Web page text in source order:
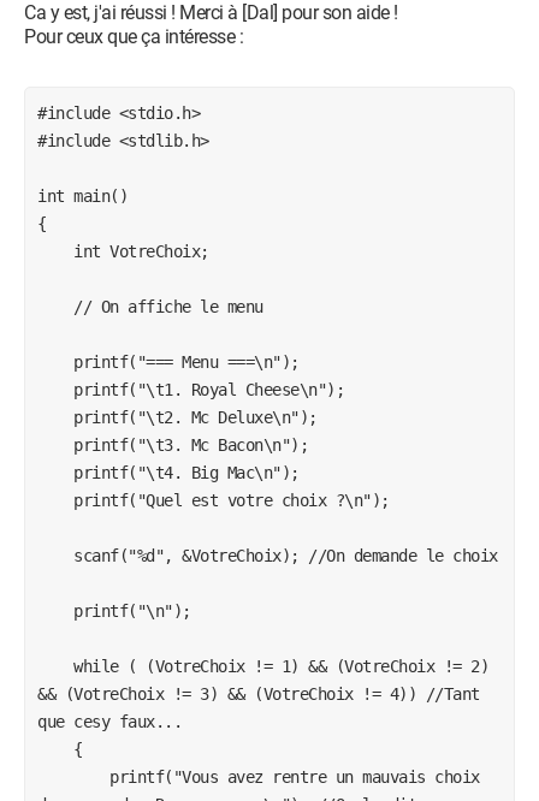
    }
    else //Lorsque le nombre saisis est faux
        while (VotreChoix != 1,2,3,4) //On dit que
le nombre et faux et demande de nouveau le nombre
        {
            printf("Vous n'avez pas rentre un bon
choix de commande. Reessayez...\n");
        }
Lorsque je l'exécute et que j'inscrit un nombre faux, il me dit le
nombre. Et si par la suite j'inscris un nombre juste, il me dit
Merci d'avance,
Veriditas !
Ca y est, j'ai réussi ! Merci à [Dal] pour son aide !
Pour ceux que ça intéresse :
#include <stdio.h>
#include <stdlib.h>
int main()
{
&& (VotreChoix != 3) && (VotreChoix != 4)) //Tant
que cesy faux...